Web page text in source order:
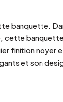
banquette.
cette
finition noyer
et son